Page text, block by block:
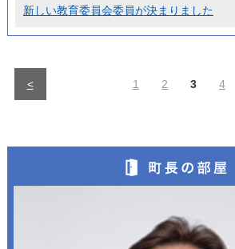
新しい教育委員会委員が決まりました
< 1 2 3 4